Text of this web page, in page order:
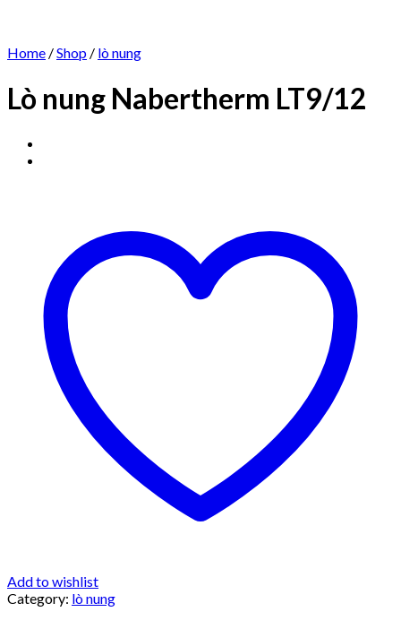
Home /Shop / lò nung
Lò nung Nabertherm LT9/12
Add to wishlist
Category: lò nung